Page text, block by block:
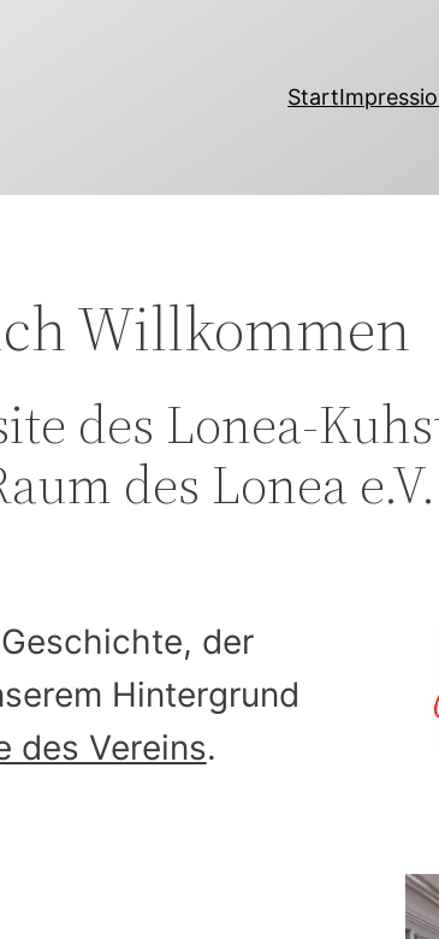
Start
Willkommen
des Lonea-
des Lonea e.V.
der
Hintergrund
des Vereins.